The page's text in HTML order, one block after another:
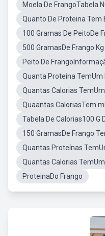
Moela De FrangoTabela
Quanto De Proteina Tem
100 Gramas De PeitoDe
500 GramasDe Frango Kg
Peito De
Quanta Proteina TemUm
Quantas Calorias
Quaantas CaloriasTem
Tabela De Calorias100 G
150 GramasDe Frango
Quantas Proteínas
Quantas Calorias
ProteinaDo Frango